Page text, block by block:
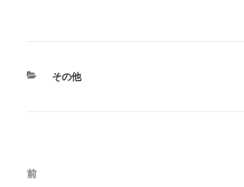
カ
その他
投
前
前